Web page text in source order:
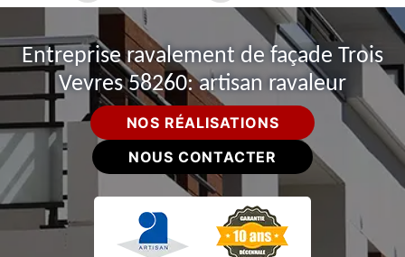
Entreprise ravalement de façade Trois
Vevres 58260: artisan ravaleur
NOS RÉALISATIONS
NOUS CONTACTER